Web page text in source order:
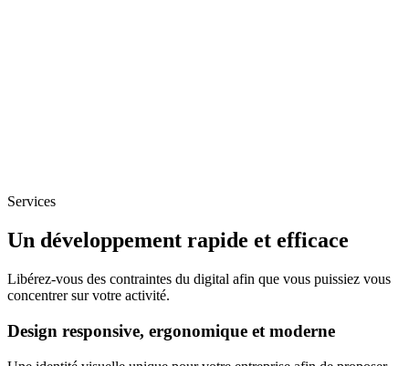
Services
Un développement rapide et efficace
Libérez-vous des contraintes du digital afin que vous puissiez vous
concentrer sur votre activité.
Design responsive, ergonomique et moderne